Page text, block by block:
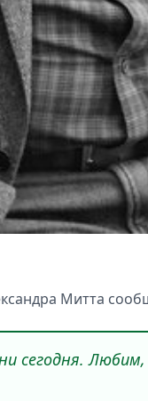
Митта
сегодня.